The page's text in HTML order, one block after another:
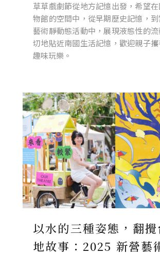
草草戲劇節從地方記憶出發，希望
物館的空間中，從早期歷史記憶，
藝術靜動態活動中，展現液態性的
切地貼近南國生活記憶，歡迎親子
趣味玩樂。
以水的三種姿態，翻攪
地故事：2025 新營藝